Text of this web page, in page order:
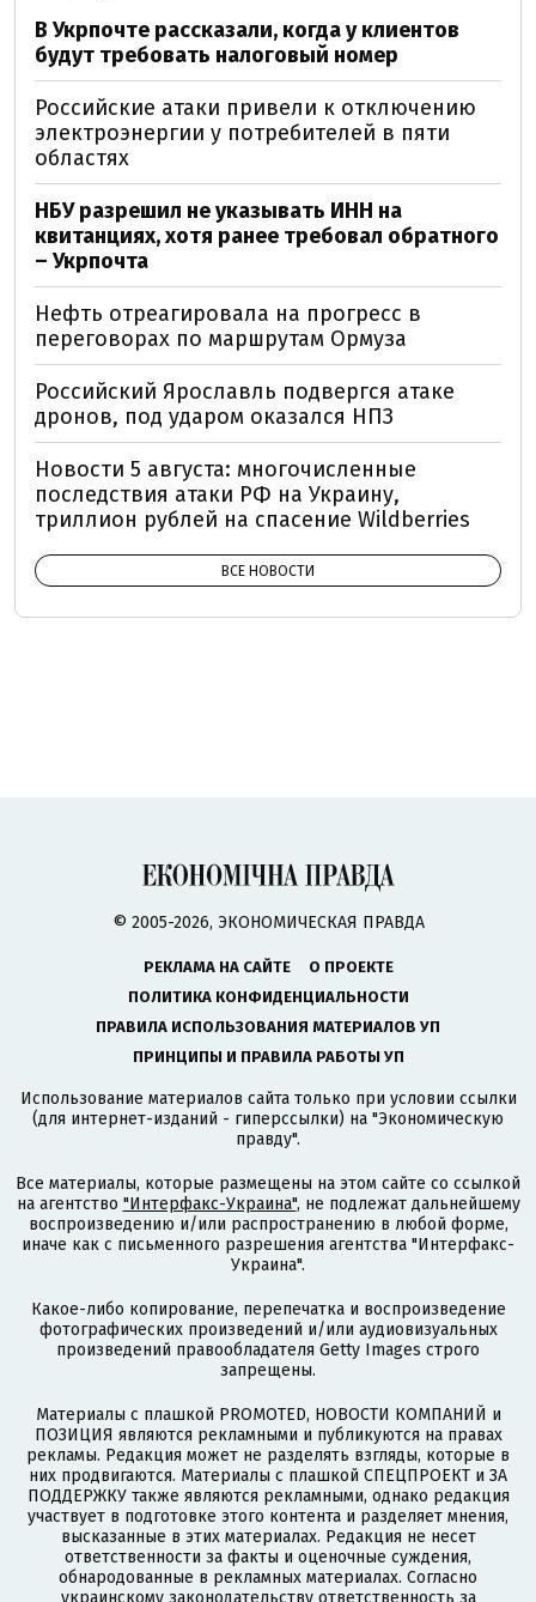
В Укрпочте рассказали, когда у клиентов
будут требовать налоговый номер
Российские атаки привели к отключению
электроэнергии у потребителей в пяти
областях
НБУ разрешил не указывать ИНН на
квитанциях, хотя ранее требовал обратного
– Укрпочта
Нефть отреагировала на прогресс в
переговорах по маршрутам Ормуза
Российский Ярославль подвергся атаке
дронов, под ударом оказался НПЗ
Новости 5 августа: многочисленные
последствия атаки РФ на Украину,
триллион рублей на спасение Wildberries
ВСЕ НОВОСТИ
© 2005-2026, ЭКОНОМИЧЕСКАЯ ПРАВДА
РЕКЛАМА НА САЙТЕ
О ПРОЕКТЕ
ПОЛИТИКА КОНФИДЕНЦИАЛЬНОСТИ
ПРАВИЛА ИСПОЛЬЗОВАНИЯ МАТЕРИАЛОВ УП
ПРИНЦИПЫ И ПРАВИЛА РАБОТЫ УП
Использование материалов сайта только при условии ссылки
(для интернет-изданий - гиперссылки) на "Экономическую
правду".
Все материалы, которые размещены на этом сайте со ссылкой
на агентство "Интерфакс-Украина", не подлежат дальнейшему
воспроизведению и/или распространению в любой форме,
иначе как с письменного разрешения агентства "Интерфакс-
Украина".
Какое-либо копирование, перепечатка и воспроизведение
фотографических произведений и/или аудиовизуальных
произведений правообладателя Getty Images строго
запрещены.
Материалы с плашкой PROMOTED, НОВОСТИ КОМПАНИЙ и
ПОЗИЦИЯ являются рекламными и публикуются на правах
рекламы. Редакция может не разделять взгляды, которые в
них продвигаются. Материалы с плашкой СПЕЦПРОЕКТ и ЗА
ПОДДЕРЖКУ также являются рекламными, однако редакция
участвует в подготовке этого контента и разделяет мнения,
высказанные в этих материалах. Редакция не несет
ответственности за факты и оценочные суждения,
обнародованные в рекламных материалах. Согласно
украинскому законодательству ответственность за